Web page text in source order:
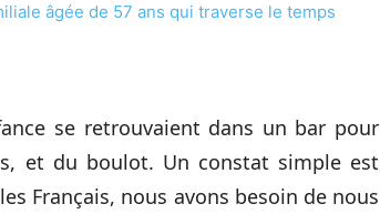
âgée de 57 ans qui traverse le temps
se retrouvaient dans un bar pour
et du boulot. Un constat simple est
Français, nous avons besoin de nous